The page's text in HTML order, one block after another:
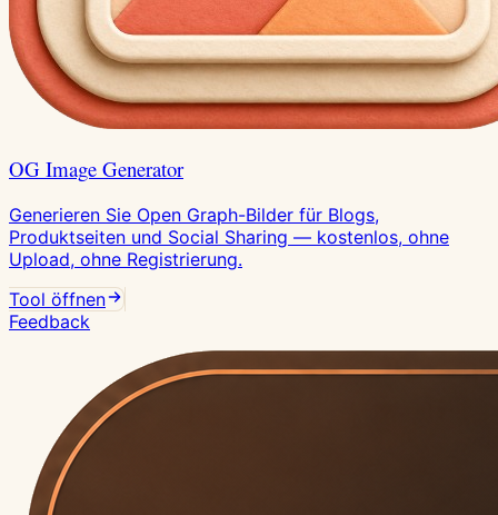
OG Image Generator
Generieren Sie Open Graph-Bilder für Blogs,
Produktseiten und Social Sharing — kostenlos, ohne
Upload, ohne Registrierung.
Tool öffnen
Feedback